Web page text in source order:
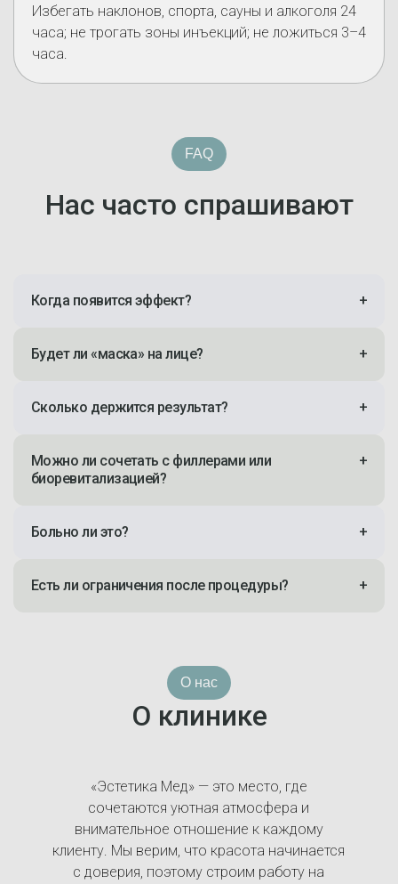
Избегать наклонов, спорта, сауны и алкоголя 24
часа; не трогать зоны инъекций; не ложиться 3–4
часа.
FAQ
Нас часто спрашивают
Когда появится эффект? +
Будет ли «маска» на лице? +
Сколько держится результат? +
Можно ли сочетать с филлерами или
биоревитализацией?
+
Больно ли это? +
Есть ли ограничения после процедуры? +
О нас
О клинике
«Эстетика Мед» — это место, где
сочетаются уютная атмосфера и
внимательное отношение к каждому
клиенту. Мы верим, что красота начинается
с доверия, поэтому строим работу на